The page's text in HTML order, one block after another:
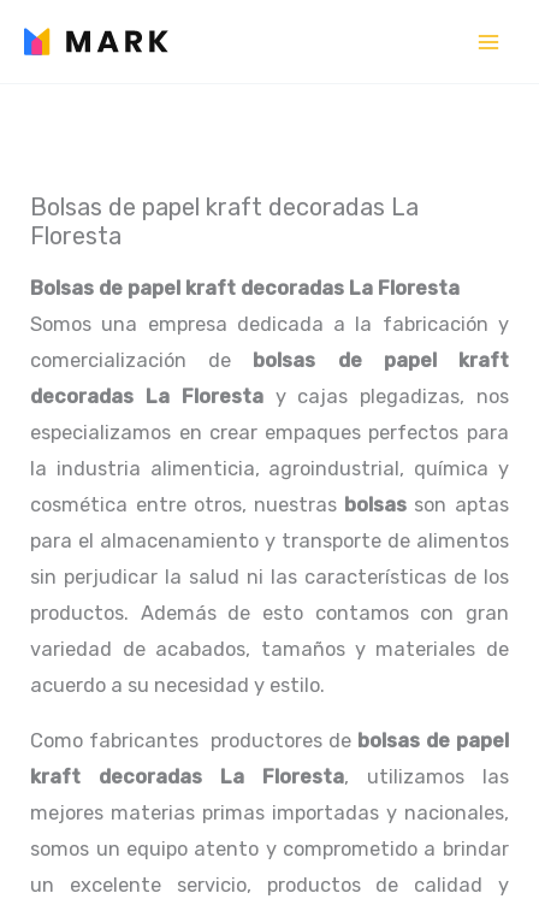
Bolsas de papel kraft decoradas La
Floresta
Bolsas de papel kraft decoradas La Floresta
Somos una empresa dedicada a la fabricación y
comercialización de bolsas de papel kraft
decoradas La Florestay cajas plegadizas, nos
especializamos en crear empaques perfectos para
la industria alimenticia, agroindustrial, química y
cosmética entre otros, nuestras bolsas son aptas
para el almacenamiento y transporte de alimentos
sin perjudicar la salud ni las características de los
productos. Además de esto contamos con gran
variedad de acabados, tamaños y materiales de
acuerdo a su necesidad y estilo.
Como fabricantes productores de bolsas de papel
kraft decoradas La Floresta, utilizamos las
mejores materias primas importadas y nacionales,
somos un equipo atento y comprometido a brindar
un excelente servicio, productos de calidad y